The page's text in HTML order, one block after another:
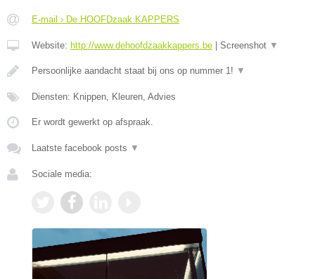
E-mail › De HOOFDzaak KAPPERS
Website: http://www.dehoofdzaakkappers.be Screenshot ▼
Persoonlijke aandacht staat bij ons op nummer 1! ▼
Diensten: Knippen, Kleuren, Advies
Er wordt gewerkt op afspraak.
Laatste facebook posts ▼
Sociale media: